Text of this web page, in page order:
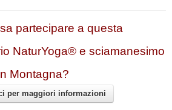
partecipare a questa
NaturYoga® e sciamanesimo
Montagna?
per maggiori informazioni